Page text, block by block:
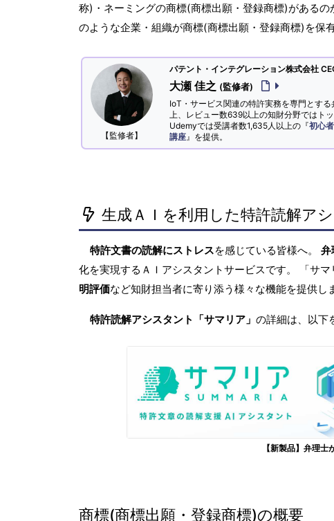
称)・ネーミングの商標(商標出願・登録商標)がある
のような企業・組織が商標(商標出願・登録商標)を保
【監修者】
パテント・インテグレーション株式会社
大瀬 佳之 (監修者)
IoT・サービス関連の特許実務を専門とす
上、レビュー数639以上の知財分野ではトッ
Udemyでは受講者数1,635人以上の『初心
講座 』を提供。
生成ＡＩを利用した特許読解ア
特許文書の読解にストレスを感じている皆様へ。 弁
化を実現するＡＩアシスタントサービスです。 「サマ
明評価など知財担当者に寄り添う様々な機能を提供し
特許読解アシスタント「サマリア」 の詳細は、以下
【新製品】弁理
商標(商標出願・登録商標)の概要